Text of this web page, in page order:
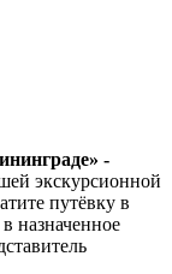
-
экскурсионной
путёвку в
назначенное